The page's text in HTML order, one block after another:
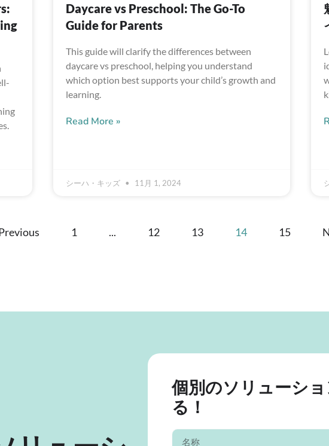
Daycare vs Preschool: The Go-To
Guide for Parents
This guide will clarify the differences between
daycare vs preschool, helping you understand
which option best supports your child’s growth and
learning.
Read More »
シーハ・キッズ 11月 1, 2024
1 ... 12 13 14 15
個別のソリューシ
る！